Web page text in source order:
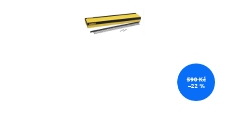
590 Kč
–22 %